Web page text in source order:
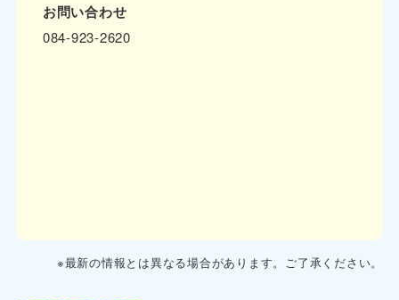
お問い合わせ
084-923-2620
※最新の情報とは異なる場合があります。ご了承ください。